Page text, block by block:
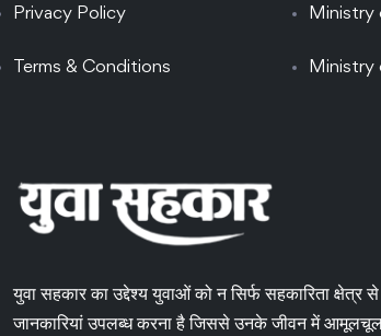
Privacy Policy
Terms & Conditions
Ministry
Ministry
युवा सहकार का उद्देश्य युवाओं को न सिर्फ सहकारिता क्षेत्र से
जानकारियां उपलब्ध करना है जिससे उनके जीवन में